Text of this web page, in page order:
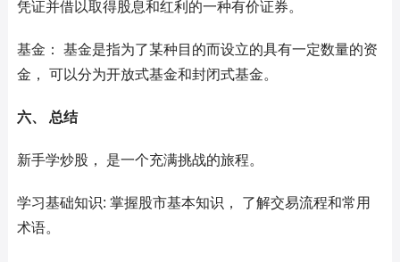
凭证并借以取得股息和红利的一种有价证券。
基金： 基金是指为了某种目的而设立的具有一定数量的资
金， 可以分为开放式基金和封闭式基金。
六、 总结
新手学炒股， 是一个充满挑战的旅程。
学习基础知识: 掌握股市基本知识， 了解交易流程和常用
术语。